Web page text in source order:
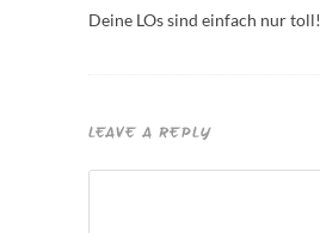
Deine LOs sind einfach nur toll!
LEAVE A REPLY